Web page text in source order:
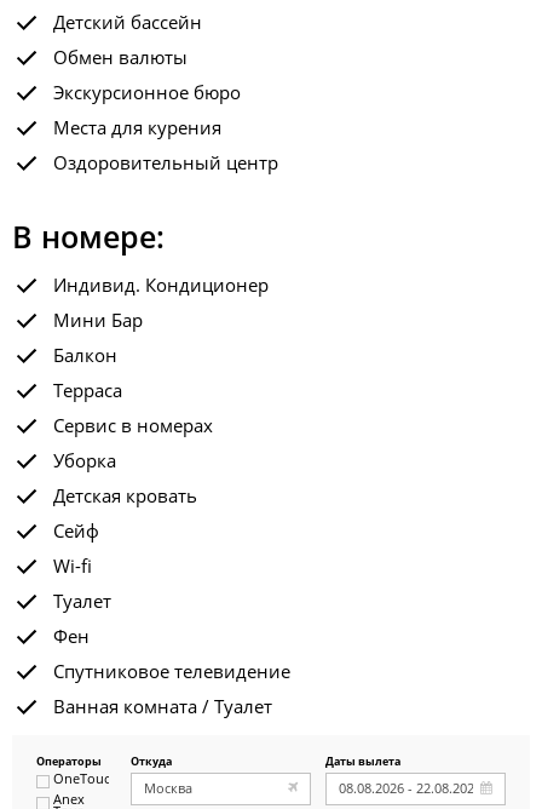
Детский бассейн
Обмен валюты
Экскурсионное бюро
Места для курения
Оздоровительный центр
В номере:
Индивид. Кондиционер
Мини Бар
Балкон
Терраса
Сервис в номерах
Уборка
Детская кровать
Сейф
Wi-fi
Туалет
Фен
Спутниковое телевидение
Ванная комната / Туалет
Операторы
OneTouch&Travel
Anex
Откуда Даты вылета